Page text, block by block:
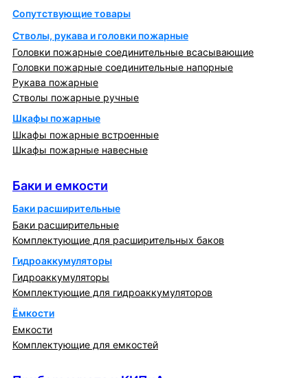
Сопутствующие товары
Стволы, рукава и головки пожарные
Головки пожарные соединительные всасывающие
Головки пожарные соединительные напорные
Рукава пожарные
Стволы пожарные ручные
Шкафы пожарные
Шкафы пожарные встроенные
Шкафы пожарные навесные
Баки и емкости
Баки расширительные
Баки расширительные
Комплектующие для расширительных баков
Гидроаккумуляторы
Гидроаккумуляторы
Комплектующие для гидроаккумуляторов
Ёмкости
Емкости
Комплектующие для емкостей